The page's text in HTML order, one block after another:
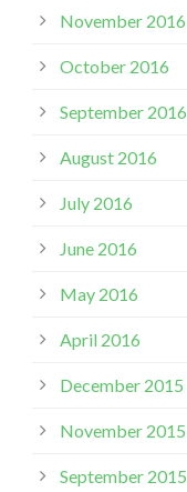
November 2016
October 2016
September 2016
August 2016
July 2016
June 2016
May 2016
April 2016
December 2015
November 2015
September 2015